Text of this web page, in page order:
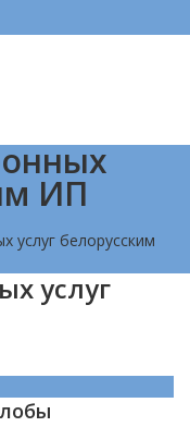
ИП
услуг белорусским
услуг